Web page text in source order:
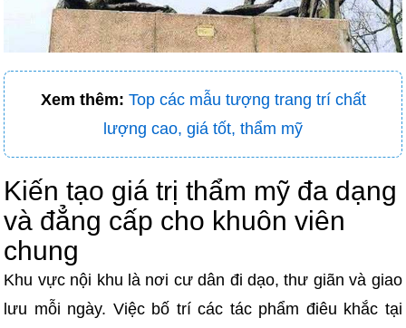
Xem thêm: Top các mẫu tượng trang trí chất
lượng cao, giá tốt, thẩm mỹ
Kiến tạo giá trị thẩm mỹ đa dạng
và đẳng cấp cho khuôn viên
chung
Khu vực nội khu là nơi cư dân đi dạo, thư giãn và giao
lưu mỗi ngày. Việc bố trí các tác phẩm điêu khắc tại